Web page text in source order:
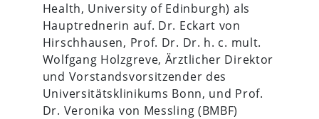
Health, University of Edinburgh) als
Hauptrednerin auf. Dr. Eckart von
Hirschhausen, Prof. Dr. Dr. h. c. mult.
Wolfgang Holzgreve, Ärztlicher Direktor
und Vorstandsvorsitzender des
Universitätsklinikums Bonn, und Prof.
Dr. Veronika von Messling (BMBF)